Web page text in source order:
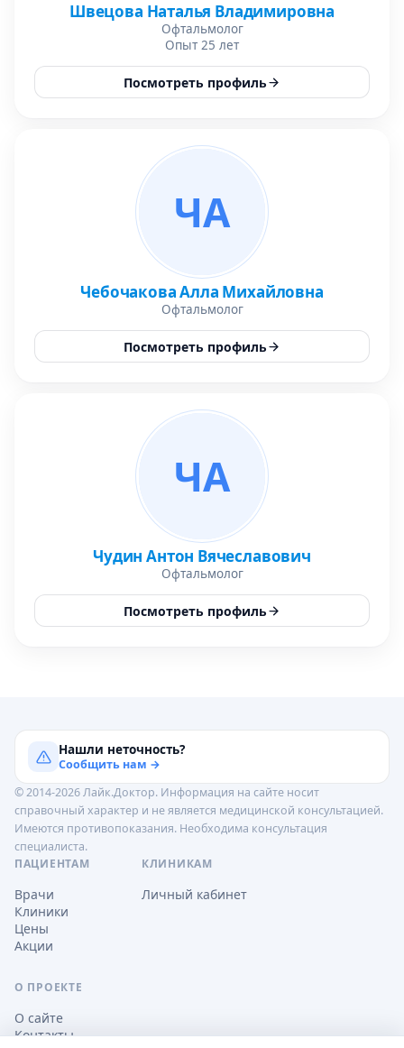
Швецова Наталья Владимировна
Офтальмолог
Опыт 25 лет
Посмотреть профиль
ЧА
Чебочакова Алла Михайловна
Офтальмолог
Посмотреть профиль
ЧА
Чудин Антон Вячеславович
Офтальмолог
Посмотреть профиль
Нашли неточность?
Сообщить нам →
© 2014-2026 Лайк.Доктор. Информация на сайте носит
справочный характер и не является медицинской консультацией.
Имеются противопоказания. Необходима консультация
специалиста.
ПАЦИЕНТАМ
Врачи
Клиники
Цены
Акции
КЛИНИКАМ
Личный кабинет
О ПРОЕКТЕ
О сайте
Контакты